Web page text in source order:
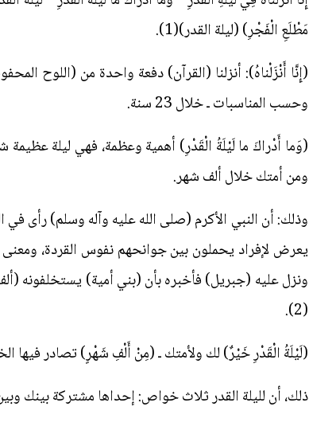
مَطْلَعِ الْفَجْرِ) (ليلة القدر)(1).
(إِنَّا أَنْزَلْناهُ): أنزلنا (القرآن) دفعة واحدة من (اللوح
وحسب المناسبات ـ خلال 23 سنة.
(وَما أَدْراكَ ما لَيْلَةُ الْقَدْرِ) أهمية وعظمة، فهي ليلة
ومن أمتك خلال ألف شهر.
وذلك: أن النبي الأكرم (صلى الله عليه وآله وسلم) رأى
يعرض لإفراد يحملون بين جوانحهم نفوس القردة،
ونزل عليه (جبريل) فأخبره بأن (بني أمية) يستخلفونه
(2).
(لَيْلَةُ الْقَدْرِ خَيْرٌ) لك ولأمتك ـ (مِنْ أَلْفِ شَهْرٍ) تصادر فيها
ذلك، أن لليلة القدر ثلاث خواص: إحداها مشتركة بينك